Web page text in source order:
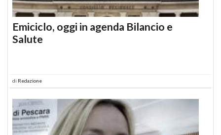
Emiciclo, oggi in agenda Bilancio e
Salute
di Redazione